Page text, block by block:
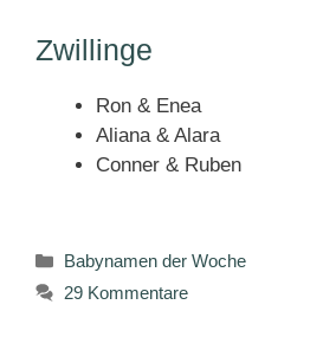
Zwillinge
Ron & Enea
Aliana & Alara
Conner & Ruben
Kategorien
Babynamen der Woche
29 Kommentare